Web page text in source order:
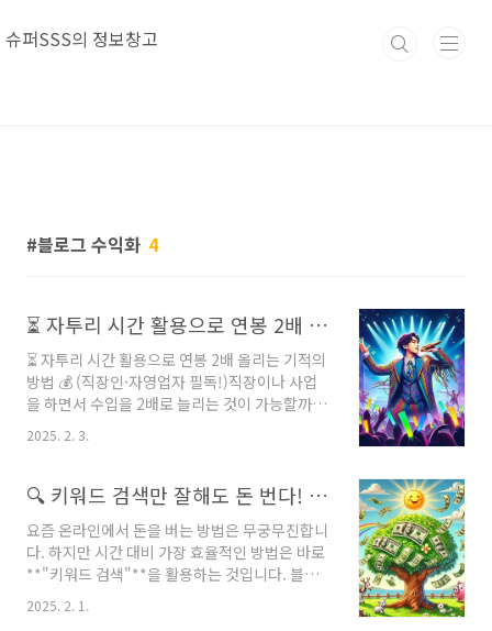
슈퍼SSS의 정보창고
블로그 수익화 4
⏳ 자투리 시간 활용으로 연봉 2배 올리는 기적의 방법 💰 (직장인·자영업자 필독!)
⏳ 자투리 시간 활용으로 연봉 2배 올리는 기적의
방법 💰 (직장인·자영업자 필독!)직장이나 사업
을 하면서 수입을 2배로 늘리는 것이 가능할까
요? 정해진 월급을 받는 직장인에게 연봉 2배는
꿈같은 이야기일 수 있습니다. 하지만 매일 30분
도 추가 수익을 만들고, 나아가 연봉을 2배로 늘
족하다"고 말하지만, 실상 하루를 자세히 들여다
보면 낭비되는 시간이 생각보다 많습니다. 출퇴
근 시간, 점심시간, TV를 보거나 SNS를 스크롤
하는 시간 등을 조금만 활용해도 놀라운 변화를
2025. 2. 3.
🔍 키워드 검색만 잘해도 돈 번다! 하루 1시간 투자법 💰
요즘 온라인에서 돈을 버는 방법은 무궁무진합니
다. 하지만 시간 대비 가장 효율적인 방법은 바로
**"키워드 검색"**을 활용하는 것입니다. 블로
그, 유튜브, 쇼핑몰, 전자책, 제휴 마케팅 등 다양
한 수익 모델이 존재하는데, 핵심은 돈이 되는 키
2025. 2. 1.